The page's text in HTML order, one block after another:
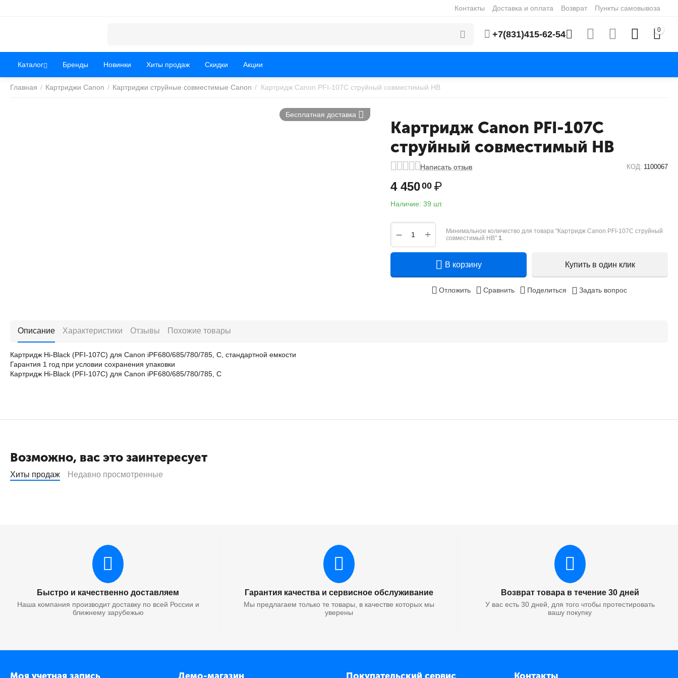
Контакты Доставка и оплата Возврат Пункты самовывоза
+7(831)415-62-54 0
Каталог Бренды Новинки Хиты продаж Скидки Акции
Главная / Картриджи Canon / Картриджи струйные совместимые Canon / Картридж Canon PFI-107C струйный совместимый HB
Картридж Canon PFI-107C
струйный совместимый HB
Написать отзыв КОД: 1100067
4 45000 ₽
Наличие: 39 шт.
+
−
Минимальное количество для товара "Картридж Canon PFI-107C струйный
совместимый HB" 1.
В корзину Купить в один клик
Отложить Сравнить Поделиться Задать вопрос
Описание Характеристики Отзывы Похожие товары
Картридж Hi-Black (PFI-107C) для Canon iPF680/685/780/785, C, стандартной емкости
Гарантия 1 год при условии сохранения упаковки
Картридж Hi-Black (PFI-107C) для Canon iPF680/685/780/785, C
Возможно, вас это заинтересует
Хиты продаж Недавно просмотренные
Быстро и качественно доставляем
Наша компания производит доставку по всей России и
ближнему зарубежью
Гарантия качества и сервисное обслуживание
Мы предлагаем только те товары, в качестве которых мы
уверены
Возврат товара в течение 30 дней
У вас есть 30 дней, для того чтобы протестировать
вашу покупку